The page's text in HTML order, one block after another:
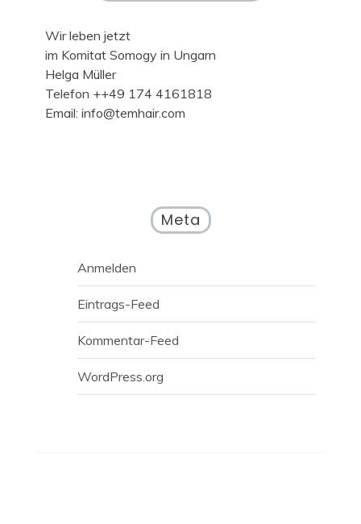
Wir leben jetzt
im Komitat Somogy in Ungarn
Helga Müller
Telefon ++49 174 4161818
Email: info@temhair.com
Meta
Anmelden
Eintrags-Feed
Kommentar-Feed
WordPress.org